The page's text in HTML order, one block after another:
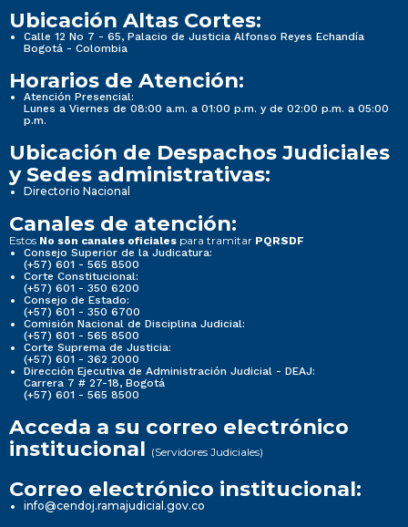
Ubicación Altas Cortes:
Calle 12 No 7 - 65, Palacio de Justicia Alfonso Reyes Echandía
Bogotá - Colombia
Horarios de Atención:
Atención Presencial:
Lunes a Viernes de 08:00 a.m. a 01:00 p.m. y de 02:00 p.m. a 05:00
p.m.
Ubicación de Despachos Judiciales
y Sedes administrativas:
Directorio Nacional
Canales de atención:
Estos No son canales oficiales para tramitar PQRSDF
Consejo Superior de la Judicatura:
(+57) 601 - 565 8500
Corte Constitucional:
(+57) 601 - 350 6200
Consejo de Estado:
(+57) 601 - 350 6700
Comisión Nacional de Disciplina Judicial:
(+57) 601 - 565 8500
Corte Suprema de Justicia:
(+57) 601 - 362 2000
Dirección Ejecutiva de Administración Judicial - DEAJ:
Carrera 7 # 27-18, Bogotá
(+57) 601 - 565 8500
Acceda a su correo electrónico
institucional (Servidores Judiciales)
Correo electrónico institucional:
info@cendoj.ramajudicial.gov.co